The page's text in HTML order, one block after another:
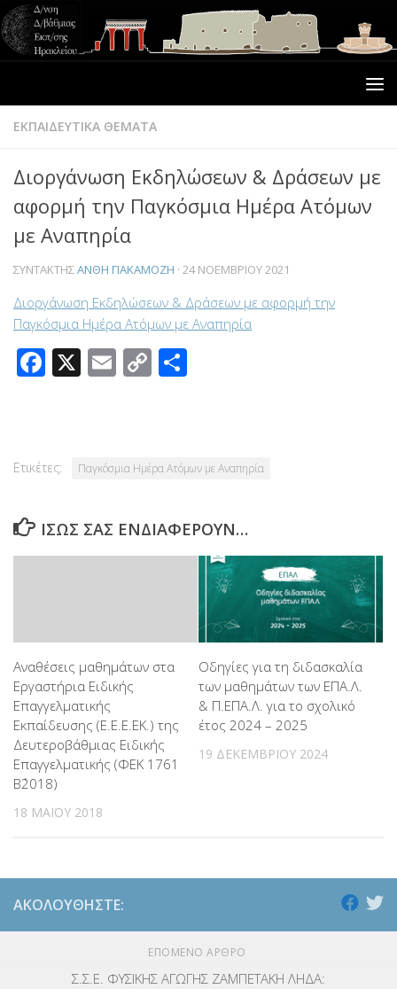
ΕΚΠΑΙΔΕΥΤΙΚΑ ΘΕΜΑΤΑ
Διοργάνωση Εκδηλώσεων & Δράσεων με
αφορμή την Παγκόσμια Ημέρα Ατόμων
με Αναπηρία
ΣΥΝΤΆΚΤΗΣΑΝΘΗ ΓΙΑΚΑΜΟΖΗ · 24 ΝΟΕΜΒΡΊΟΥ 2021
Διοργάνωση Εκδηλώσεων & Δράσεων με αφορμή την
Παγκόσμια Ημέρα Ατόμων με Αναπηρία
Facebook
X Email
Copy
Ετικέτες: Παγκόσμια Ημέρα Ατόμων με Αναπηρία
ΊΣΩΣ ΣΑΣ ΕΝΔΙΑΦΈΡΟΥΝ…
Αναθέσεις μαθημάτων στα
Εργαστήρια Ειδικής
Επαγγελματικής
Εκπαίδευσης (Ε.Ε.Ε.ΕΚ.) της
Δευτεροβάθμιας Ειδικής
Επαγγελματικής (ΦΕΚ 1761
Β΄2018)
18 ΜΑΪ́ΟΥ 2018
Οδηγίες για τη διδασκαλία
των μαθημάτων των ΕΠΑ.Λ.
& Π.ΕΠΑ.Λ. για το σχολικό
έτος 2024 – 2025
19 ΔΕΚΕΜΒΡΊΟΥ 2024
ΑΚΟΛΟΥΘΉΣΤΕ:
ΕΠΌΜΕΝΟ ΆΡΘΡΟ
Σ.Σ.Ε. ΦΥΣΙΚΗΣ ΑΓΩΓΗΣ ΖΑΜΠΕΤΑΚΗ ΛΗΔΑ: